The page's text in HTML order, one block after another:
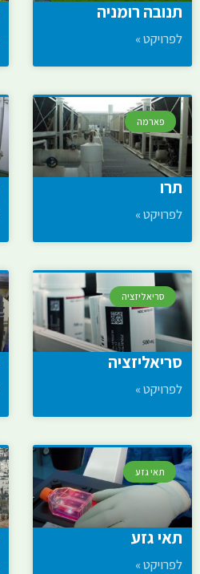
תנובה רומניה
לפרויקט »
פארמה
תרו
לפרויקט »
סריאליזציה
סריאליזציה
לפרויקט »
תאי גזע
תאי גזע
לפרויקט »